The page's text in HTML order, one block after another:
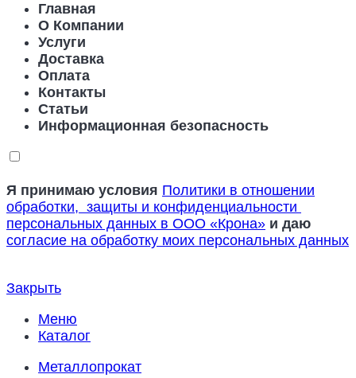
Главная
О Компании
Услуги
Доставка
Оплата
Контакты
Статьи
Информационная безопасность
Я принимаю условия Политики в отношении
обработки, защиты и конфиденциальности
персональных данных в ООО «Крона» и даю
согласие на обработку моих персональных данных
Закрыть
Меню
Каталог
Металлопрокат